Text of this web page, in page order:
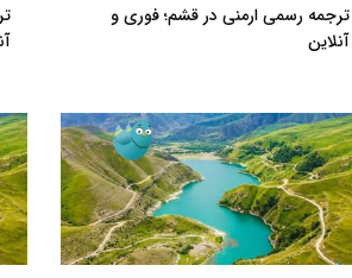
ترجمه رسمی ارمنی در قشم؛ فوری و
آنلاین